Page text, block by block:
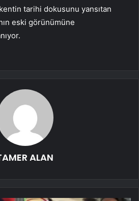
tarihi dokusunu yansıtan
eski görünümüne
ALAN